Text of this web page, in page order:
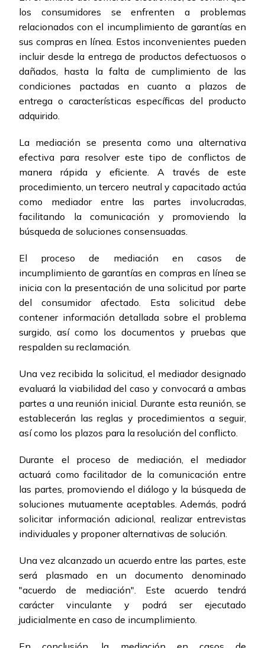
los consumidores se enfrenten a problemas
relacionados con el incumplimiento de garantías en
sus compras en línea. Estos inconvenientes pueden
incluir desde la entrega de productos defectuosos o
dañados, hasta la falta de cumplimiento de las
condiciones pactadas en cuanto a plazos de
entrega o características específicas del producto
adquirido.
La mediación se presenta como una alternativa
efectiva para resolver este tipo de conflictos de
manera rápida y eficiente. A través de este
procedimiento, un tercero neutral y capacitado actúa
como mediador entre las partes involucradas,
facilitando la comunicación y promoviendo la
búsqueda de soluciones consensuadas.
El proceso de mediación en casos de
incumplimiento de garantías en compras en línea se
inicia con la presentación de una solicitud por parte
del consumidor afectado. Esta solicitud debe
contener información detallada sobre el problema
surgido, así como los documentos y pruebas que
respalden su reclamación.
Una vez recibida la solicitud, el mediador designado
evaluará la viabilidad del caso y convocará a ambas
partes a una reunión inicial. Durante esta reunión, se
establecerán las reglas y procedimientos a seguir,
así como los plazos para la resolución del conflicto.
Durante el proceso de mediación, el mediador
actuará como facilitador de la comunicación entre
las partes, promoviendo el diálogo y la búsqueda de
soluciones mutuamente aceptables. Además, podrá
solicitar información adicional, realizar entrevistas
individuales y proponer alternativas de solución.
Una vez alcanzado un acuerdo entre las partes, este
será plasmado en un documento denominado
"acuerdo de mediación". Este acuerdo tendrá
carácter vinculante y podrá ser ejecutado
judicialmente en caso de incumplimiento.